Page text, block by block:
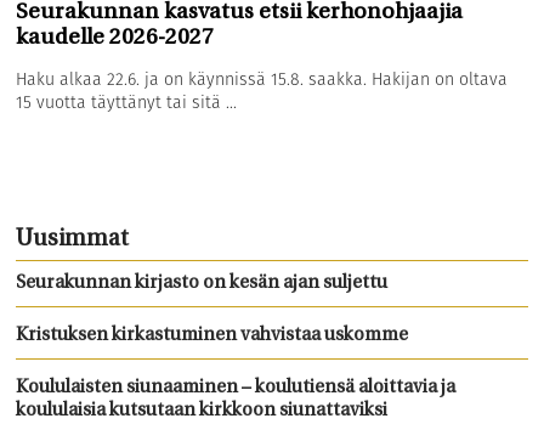
Seurakunnan kasvatus etsii kerhonohjaajia
kaudelle 2026-2027
Haku alkaa 22.6. ja on käynnissä 15.8. saakka. Hakijan on oltava
15 vuotta täyttänyt tai sitä ...
Uusimmat
Seurakunnan kirjasto on kesän ajan suljettu
Kristuksen kirkastuminen vahvistaa uskomme
Koululaisten siunaaminen – koulutiensä aloittavia ja
koululaisia kutsutaan kirkkoon siunattaviksi